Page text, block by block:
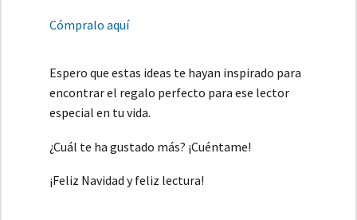
Cómpralo aquí
Espero que estas ideas te hayan inspirado para
encontrar el regalo perfecto para ese lector
especial en tu vida.
¿Cuál te ha gustado más? ¡Cuéntame!
¡Feliz Navidad y feliz lectura!